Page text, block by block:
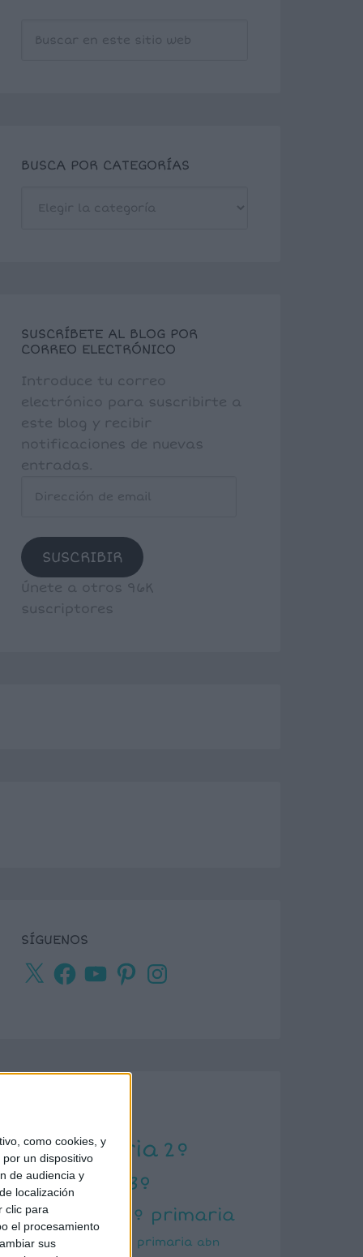
como cookies, y
un dispositivo
de audiencia y
localización
clic para
el procesamiento
sus
BUSCA POR CATEGORÍAS
SUSCRÍBETE AL BLOG POR
CORREO ELECTRÓNICO
Introduce tu correo
electrónico para suscribirte a
este blog y recibir
notificaciones de nuevas
entradas.
SUSCRIBIR
Únete a otros 96K
suscriptores
SÍGUENOS
X
Facebook
YouTubePinterestInstagram
1º primaria 2º
primaria
3º
primaria
4º primaria
5º primaria 6º primaria abn